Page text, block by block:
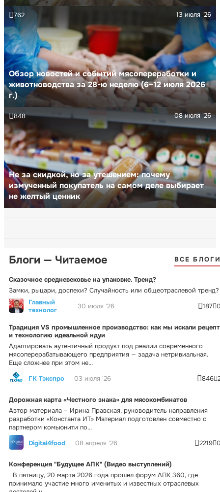
Обзор новостей и событий мясопереработки и
животноводства за 28-ю неделю (6–12 июля 2026
г.)
13 июля '26
762
Не за скидкой, но за утешением: почему
измученный покупатель на самом деле выбирает
не желтый ценник
08 июля '26
848
Блоги — Читаемое ВСЕ
Сказочное средневековье на упаковке. Тренд?
Замки, рыцари, доспехи? Случайность или общеотраслевой тренд?
Главный
технолог
30 июля '26 187
Традиция VS промышленное производство: как мы искали рецепт
и технологию идеальной ндуи
Адаптировать аутентичный продукт под реалии современного
мясоперерабатывающего предприятия — задача нетривиальная.
Еще сложнее при этом не...
ГК Тэкспро
03 июля '26 846
Дорожная карта «Честного знака» для мясокомбинатов
Автор материала – Ирина Правская, руководитель направления
разработки «Константа ИТ» Материал подготовлен совместно с
партнером комьюнити по...
Digital4food
08 апреля '26 2219
Конференция "Будущее АПК" (Видео выступлений)
В пятницу, 20 марта 2026 года прошел форум АПК 360, где
принимало участие много именитых и известных отраслевых